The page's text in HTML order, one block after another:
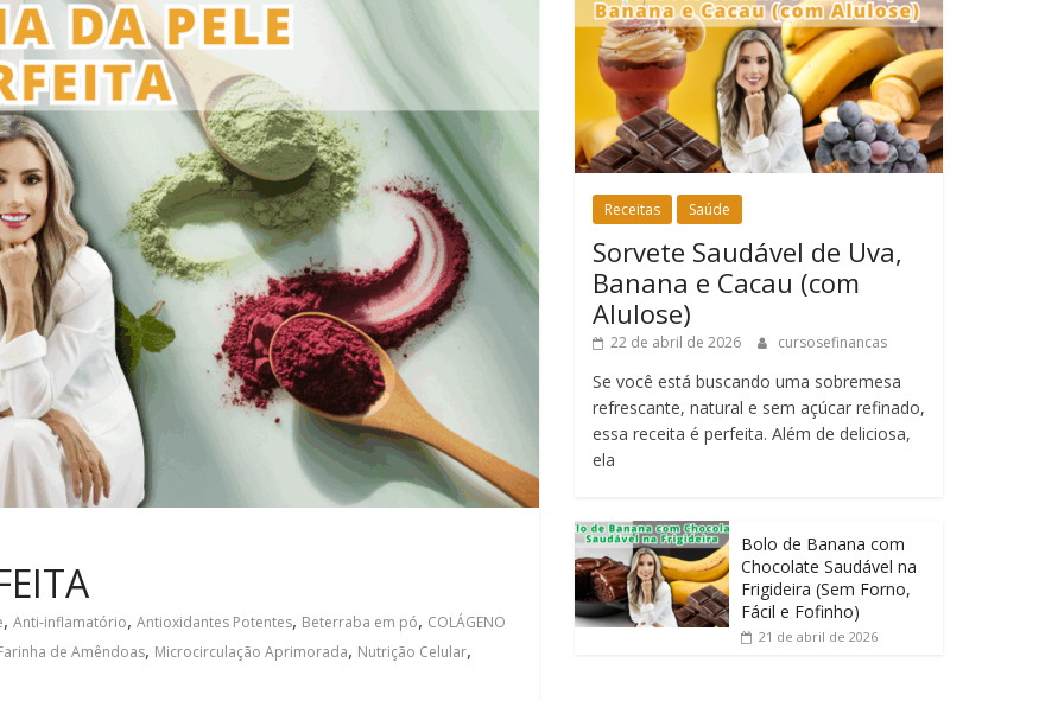
, Anti-inflamatório, Antioxidantes Potentes, Beterraba em pó, COLÁGENO
de Amêndoas, Microcirculação Aprimorada, Nutrição Celular,
Receitas Saúde
Sorvete Saudável de Uva,
Banana e Cacau (com
Alulose)
22 de abril de 2026 cursosefinancas
Se você está buscando uma sobremesa
refrescante, natural e sem açúcar refinado,
essa receita é perfeita. Além de deliciosa,
ela
Bolo de Banana com
Chocolate Saudável na
Frigideira (Sem Forno,
Fácil e Fofinho)
21 de abril de 2026